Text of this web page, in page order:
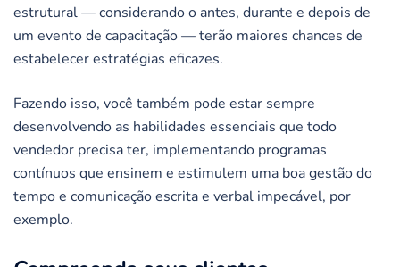
estrutural — considerando o antes, durante e depois de
um evento de capacitação — terão maiores chances de
estabelecer estratégias eficazes.
Fazendo isso, você também pode estar sempre
desenvolvendo as habilidades essenciais que todo
vendedor precisa ter, implementando programas
contínuos que ensinem e estimulem uma boa gestão do
tempo e comunicação escrita e verbal impecável, por
exemplo.